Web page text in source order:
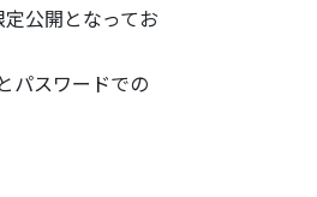
公開となってお
パスワードでの